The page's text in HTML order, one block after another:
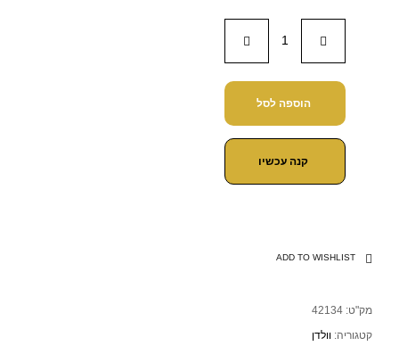
הוספה לסל
קנה עכשיו
ADD TO WISHLIST
מק"ט: 42134
קטגוריה: וולדן